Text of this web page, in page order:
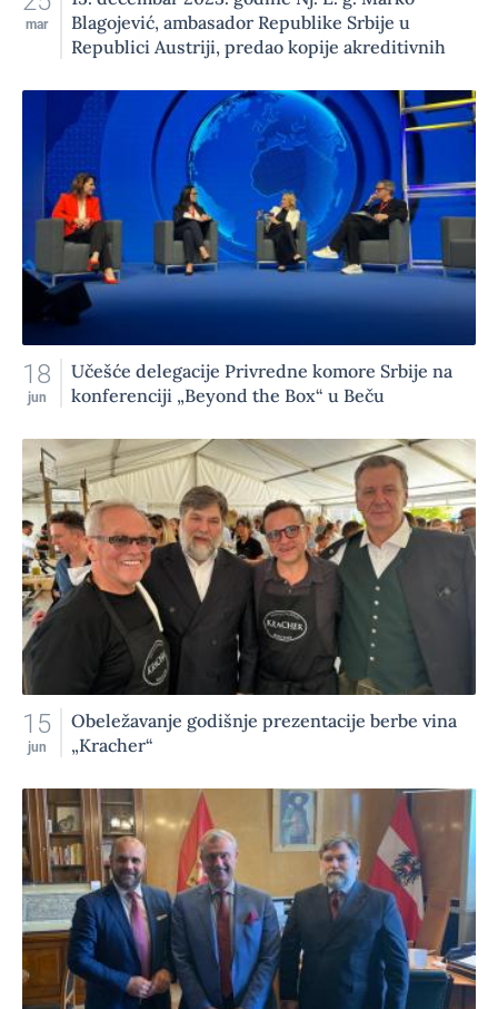
mar
Blagojević, ambasador Republike Srbije u
Republici Austriji, predao kopije akreditivnih
18
jun
Učešće delegacije Privredne komore Srbije na
konferenciji „Beyond the Box“ u Beču
15
jun
Obeležavanje godišnje prezentacije berbe vina
„Kracher“